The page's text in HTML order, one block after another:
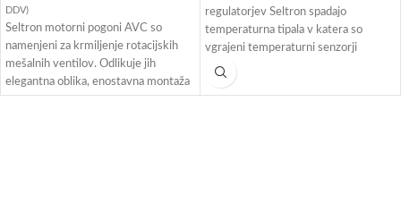
DDV)
Seltron motorni pogoni AVC so
namenjeni za krmiljenje rotacijskih
mešalnih ventilov. Odlikuje jih
elegantna oblika, enostavna montaža
in zanesljivo ter tiho delovanje.
regulatorjev Seltron spadajo
temperaturna tipala v katera so
vgrajeni temperaturni senzorji
Pt1000. Nabor tipal zajema: zunanje